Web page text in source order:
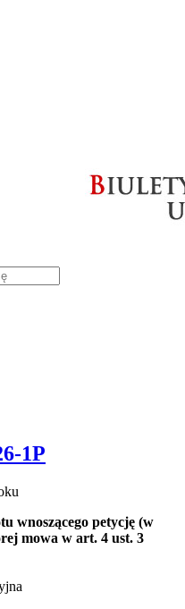
1P
wnoszącego petycję (w
mowa w art. 4 ust. 3